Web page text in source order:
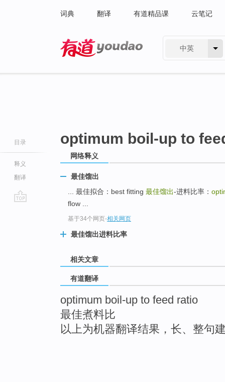
词典 翻译 有道精品课 云笔记
中英
目录
释义
翻译
optimum boil-up to
网络释义
最佳馏出
... 最佳拟合：best fitting 最佳馏出-进料比率：
flow ...
基于34个网页-相关网页
最佳馏出进料比率
相关文章
有道翻译
optimum boil-up to feed ratio
最佳煮料比
以上为机器翻译结果，长、整句